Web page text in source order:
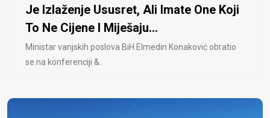
Je Izlaženje Ususret, Ali Imate One Koji
To Ne Cijene I Miješaju...
Ministar vanjskih poslova BiH Elmedin Konaković obratio
se na konferenciji &..